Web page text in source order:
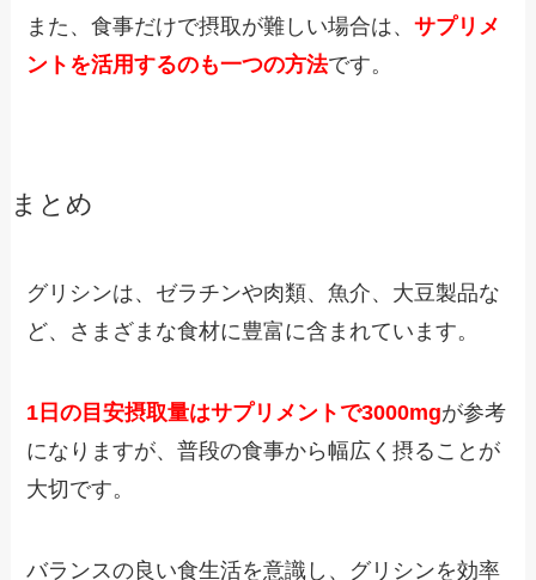
また、食事だけで摂取が難しい場合は、サプリメ
ントを活用するのも一つの方法です。
まとめ
グリシンは、ゼラチンや肉類、魚介、大豆製品な
ど、さまざまな食材に豊富に含まれています。
1日の目安摂取量はサプリメントで3000mgが参考
になりますが、普段の食事から幅広く摂ることが
大切です。
バランスの良い食生活を意識し、グリシンを効率